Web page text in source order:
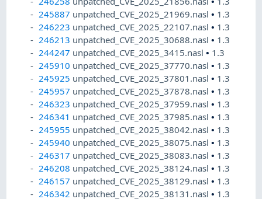
245887 unpatched_CVE_2025_21969.nasl• 1.3
246223 unpatched_CVE_2025_22107.nasl• 1.3
246213 unpatched_CVE_2025_30688.nasl• 1.3
244247 unpatched_CVE_2025_3415.nasl• 1.3
245910 unpatched_CVE_2025_37770.nasl• 1.3
245925 unpatched_CVE_2025_37801.nasl• 1.3
245957 unpatched_CVE_2025_37878.nasl• 1.3
246323 unpatched_CVE_2025_37959.nasl• 1.3
246341 unpatched_CVE_2025_37985.nasl• 1.3
245955 unpatched_CVE_2025_38042.nasl• 1.3
245940 unpatched_CVE_2025_38075.nasl• 1.3
246317 unpatched_CVE_2025_38083.nasl• 1.3
246208 unpatched_CVE_2025_38124.nasl• 1.3
246157 unpatched_CVE_2025_38129.nasl• 1.3
246342 unpatched_CVE_2025_38131.nasl• 1.3